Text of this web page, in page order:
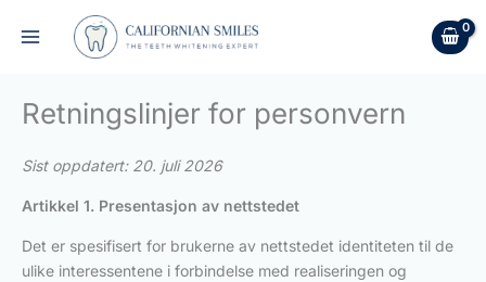
rett
Retningslinjer for personvern
Sist oppdatert: 20. juli 2026
Artikkel 1. Presentasjon av nettstedet
Det er spesifisert for brukerne av nettstedet identiteten til de
ulike interessentene i forbindelse med realiseringen og